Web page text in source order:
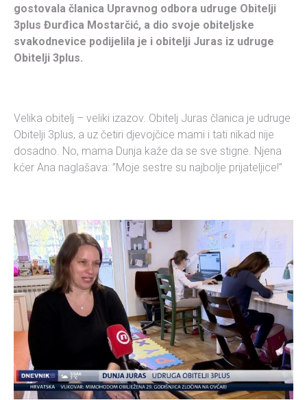
gostovala članica Upravnog odbora udruge Obitelji
3plus Đurđica Mostarčić, a dio svoje obiteljske
svakodnevice podijelila je i obitelji Juras iz udruge
Obitelji 3plus.
Velika obitelj – veliki izazov. Obitelj Juras članica je udruge
Obitelji 3plus, a uz četiri djevojčice mami i tati nikad nije
dosadno. No, mama Dunja kaže da se sve stigne. Njena
kćer Ana naglašava: ”Moje sestre su najbolje prijateljice!”